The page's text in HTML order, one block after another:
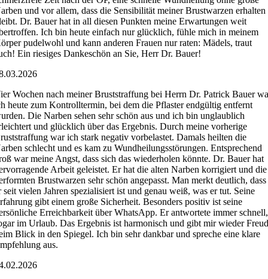
und vor allem, dass die Sensibilität meiner Brustwarzen erhalten
Dr. Bauer hat in all diesen Punkten meine Erwartungen weit
Ich bin heute einfach nur glücklich, fühle mich in meinem
pudelwohl und kann anderen Frauen nur raten: Mädels, traut
Ein riesiges Dankeschön an Sie, Herr Dr. Bauer!
Wochen nach meiner Bruststraffung bei Herrn Dr. Patrick Bauer
heute zum Kontrolltermin, bei dem die Pflaster endgültig entfernt
Die Narben sehen sehr schön aus und ich bin unglaublich
und glücklich über das Ergebnis. Durch meine vorherige
war ich stark negativ vorbelastet. Damals heilten die
schlecht und es kam zu Wundheilungsstörungen. Entsprechend
war meine Angst, dass sich das wiederholen könnte. Dr. Bauer hat
Arbeit geleistet. Er hat die alten Narben korrigiert und die
Brustwarzen sehr schön angepasst. Man merkt deutlich, dass
seit vielen Jahren spezialisiert ist und genau weiß, was er tut. Seine
gibt einem große Sicherheit. Besonders positiv ist seine
Erreichbarkeit über WhatsApp. Er antwortete immer schnell,
im Urlaub. Das Ergebnis ist harmonisch und gibt mir wieder
Blick in den Spiegel. Ich bin sehr dankbar und spreche eine klare
aus.